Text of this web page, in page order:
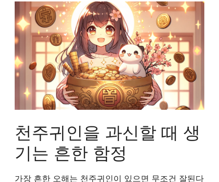
천주귀인을 과신할 때 생
기는 흔한 함정
가장 흔한 오해는 천주귀인이 있으면 무조건 잘된다